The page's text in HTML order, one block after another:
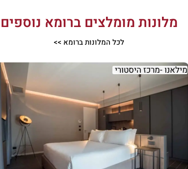
מלונות מומלצים ברומא נוספים
לכל המלונות ברומא >>
מילאנו -מרכז היסטורי